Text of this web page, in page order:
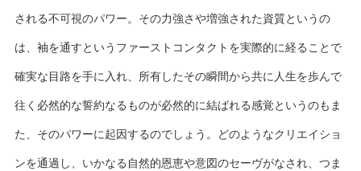
される不可視のパワー。その力強さや増強された資質というの
は、袖を通すというファーストコンタクトを実際的に経ることで
確実な目路を手に入れ、所有したその瞬間から共に人生を歩んで
往く必然的な誓約なるものが必然的に結ばれる感覚というのもま
た、そのパワーに起因するのでしょう。どのようなクリエイショ
ンを通過し、いかなる自然的恩恵や意図のセーヴがなされ、つま